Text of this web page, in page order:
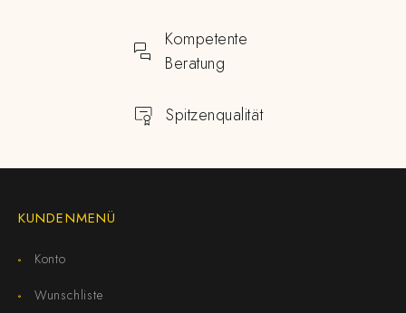
Kompetente
Beratung
Spitzenqualität
KUNDENMENÜ
Konto
Wunschliste